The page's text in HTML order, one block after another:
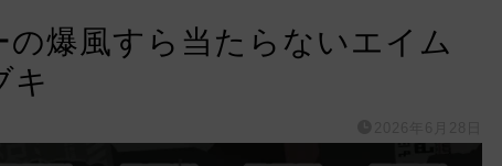
の爆風すら当たらないエイム
キ